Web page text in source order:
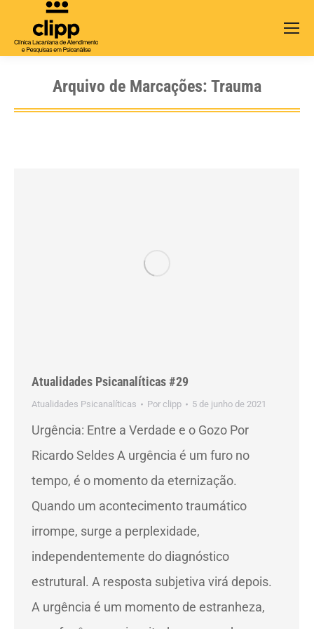
Arquivo de Marcações: Trauma
Atualidades Psicanalíticas #29
Atualidades Psicanalíticas Por clipp 5 de junho de 2021
Urgência: Entre a Verdade e o Gozo Por
Ricardo Seldes A urgência é um furo no
tempo, é o momento da eternização.
Quando um acontecimento traumático
irrompe, surge a perplexidade,
independentemente do diagnóstico
estrutural. A resposta subjetiva virá depois.
A urgência é um momento de estranheza,